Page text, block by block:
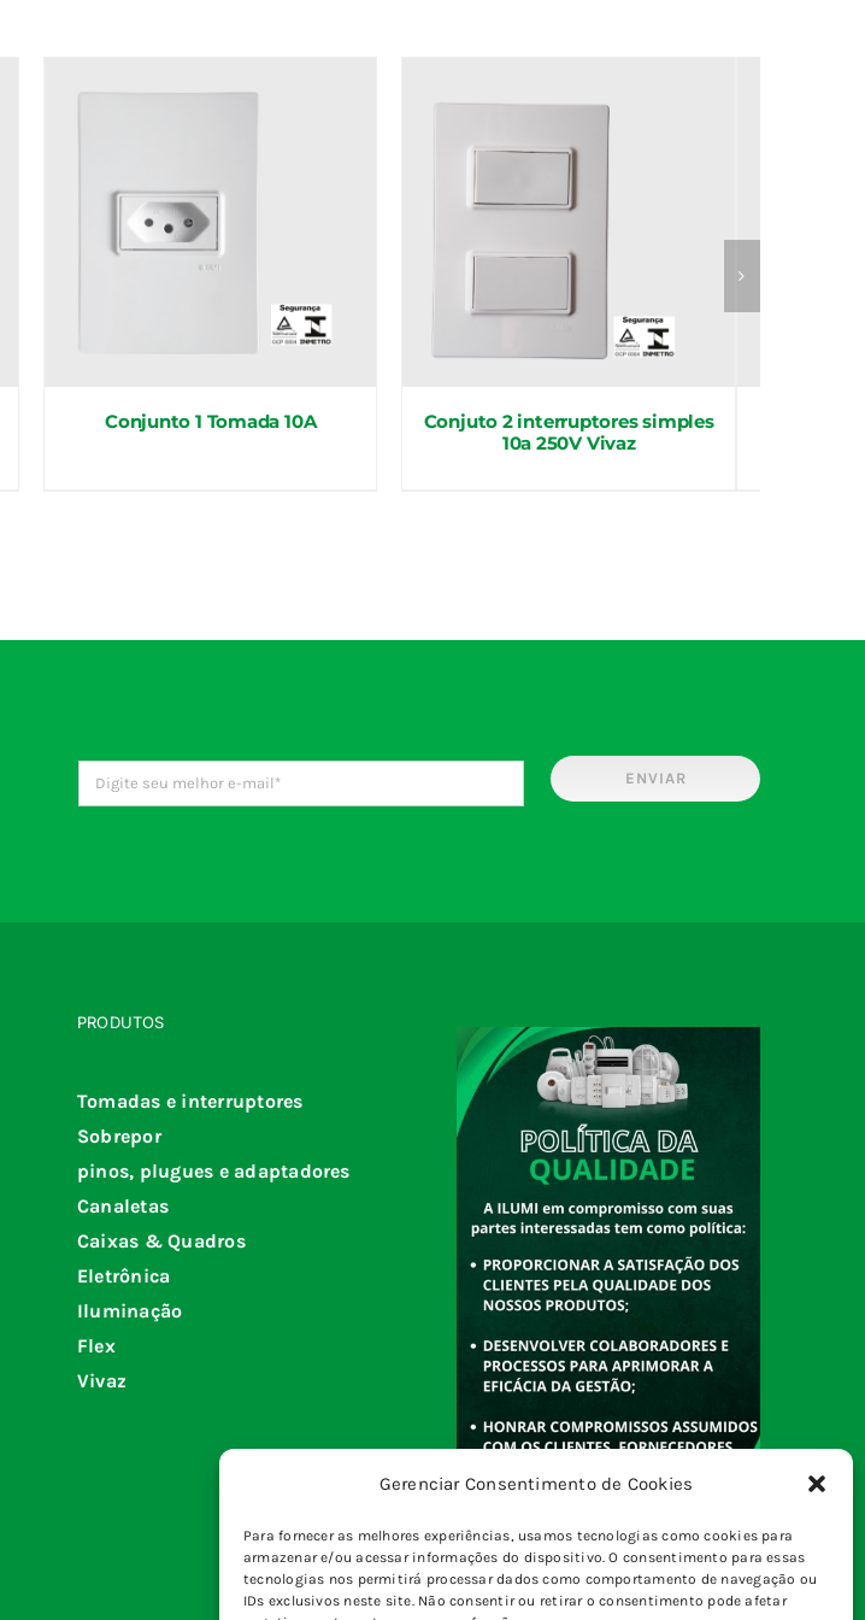
Gerenciar Consentimento de Cookies
Para fornecer as melhores experiências, usamos tecnologias como cookies para
armazenar e/ou acessar informações do dispositivo. O consentimento para essas
tecnologias nos permitirá processar dados como comportamento de navegação ou
IDs exclusivos neste site. Não consentir ou retirar o consentimento pode afetar
Conjunto 1 Tomada 10A
Conjuto 2 interruptores simples
10a 250V Vivaz
ENVIAR
PRODUTOS
Tomadas e interruptores
Sobrepor
pinos, plugues e adaptadores
Canaletas
Caixas & Quadros
Eletrônica
Iluminação
Flex
Vivaz